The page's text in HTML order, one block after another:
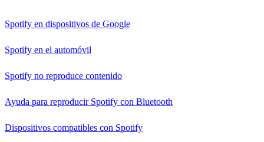
Spotify en dispositivos de Google
Spotify en el automóvil
Spotify no reproduce contenido
Ayuda para reproducir Spotify con Bluetooth
Dispositivos compatibles con Spotify